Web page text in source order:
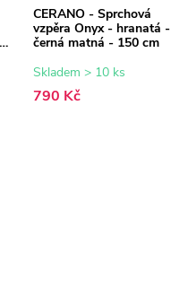
CERANO - Sprchová
vzpěra Onyx - hranatá -
černá matná - 150 cm
Skladem > 10 ks
790 Kč